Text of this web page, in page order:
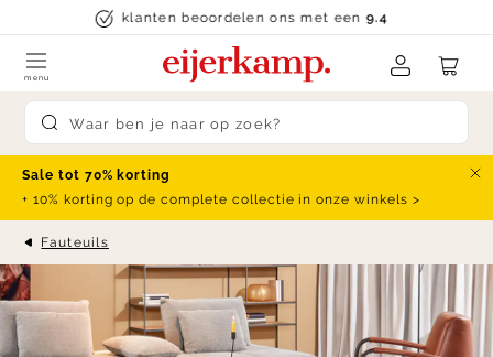
Skip to contentklanten beoordelen ons met een9.4
Submit search
menu
Sale tot 70% korting
+ 10% korting op de complete collectie in onze winkels >
Fauteuils